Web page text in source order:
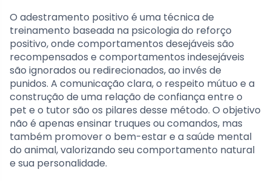
O adestramento positivo é uma técnica de
treinamento baseada na psicologia do reforço
positivo, onde comportamentos desejáveis são
recompensados e comportamentos indesejáveis
são ignorados ou redirecionados, ao invés de
punidos. A comunicação clara, o respeito mútuo e a
construção de uma relação de confiança entre o
pet e o tutor são os pilares desse método. O objetivo
não é apenas ensinar truques ou comandos, mas
também promover o bem-estar e a saúde mental
do animal, valorizando seu comportamento natural
e sua personalidade.